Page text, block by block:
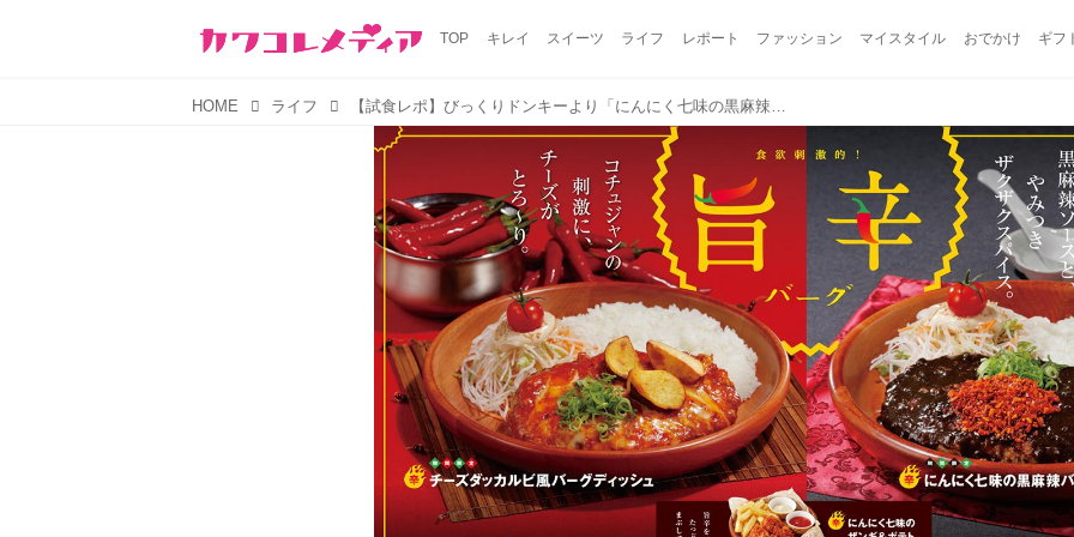
TOP キレイ スイーツ ライフ レポート ファッション マイスタイル おでかけ ギフ
HOME ライフ 【試食レポ】びっくりドンキーより「にんにく七味の黒麻辣バーグディッシュ」「にんにく七味ザンギ＆ポテト」が新登場！